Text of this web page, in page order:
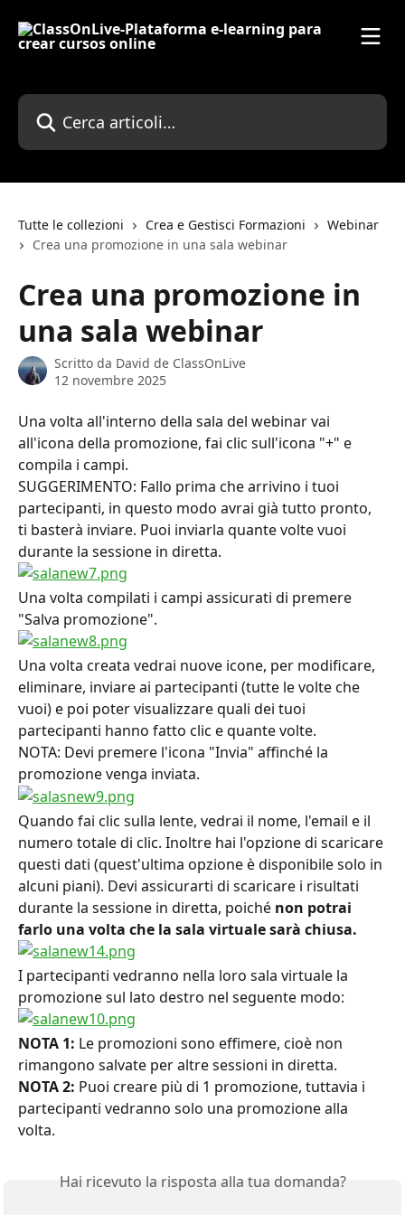
Cerca articoli…
Tutte le collezioni Crea e Gestisci Formazioni
Webinar
Crea una promozione in una sala webinar
Crea una promozione in
una sala webinar
Scritto da David de ClassOnLive
12 novembre 2025
Una volta all'interno della sala del webinar vai
all'icona della promozione, fai clic sull'icona "+" e
compila i campi.
SUGGERIMENTO: Fallo prima che arrivino i tuoi
partecipanti, in questo modo avrai già tutto pronto,
ti basterà inviare. Puoi inviarla quante volte vuoi
durante la sessione in diretta.
Una volta compilati i campi assicurati di premere
"Salva promozione".
Una volta creata vedrai nuove icone, per modificare,
eliminare, inviare ai partecipanti (tutte le volte che
vuoi) e poi poter visualizzare quali dei tuoi
partecipanti hanno fatto clic e quante volte.
NOTA: Devi premere l'icona "Invia" affinché la
promozione venga inviata.
Quando fai clic sulla lente, vedrai il nome, l'email e il
numero totale di clic. Inoltre hai l'opzione di scaricare
questi dati (quest'ultima opzione è disponibile solo in
alcuni piani). Devi assicurarti di scaricare i risultati
durante la sessione in diretta, poiché non potrai
farlo una volta che la sala virtuale sarà chiusa.
I partecipanti vedranno nella loro sala virtuale la
promozione sul lato destro nel seguente modo:
NOTA 1: Le promozioni sono effimere, cioè non
rimangono salvate per altre sessioni in diretta.
NOTA 2: Puoi creare più di 1 promozione, tuttavia i
partecipanti vedranno solo una promozione alla
volta.
Hai ricevuto la risposta alla tua domanda?